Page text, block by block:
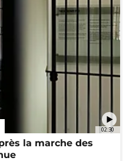
02:30
la marche des